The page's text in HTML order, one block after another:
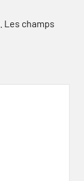
Les champs